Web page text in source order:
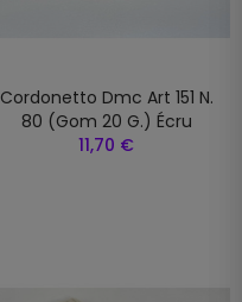
Cordonetto Dmc Art 151 N.
80 (gom 20 G.) Écru
11,70 €